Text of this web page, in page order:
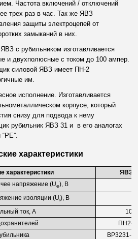
Частота включений / отключений
трех раз в час. Так же ЯВЗ
защиты электроцепей от
замыканий в них.
с рубильником изготавливается
и двухполюсные с током до 100 ампер.
силовой ЯВЗ имеет ПН-2
им.
исполнение. Изготавливается
корпусе, который
снизу для подвода к нему
рубильник ЯВЗ 31 и в его аналогах
“PE”.
характеристики
характеристики
ЯВЗ-
напряжение (Ue), В
изоляции (Ui), В
ток, А
100
ПН2-
ВР3231-